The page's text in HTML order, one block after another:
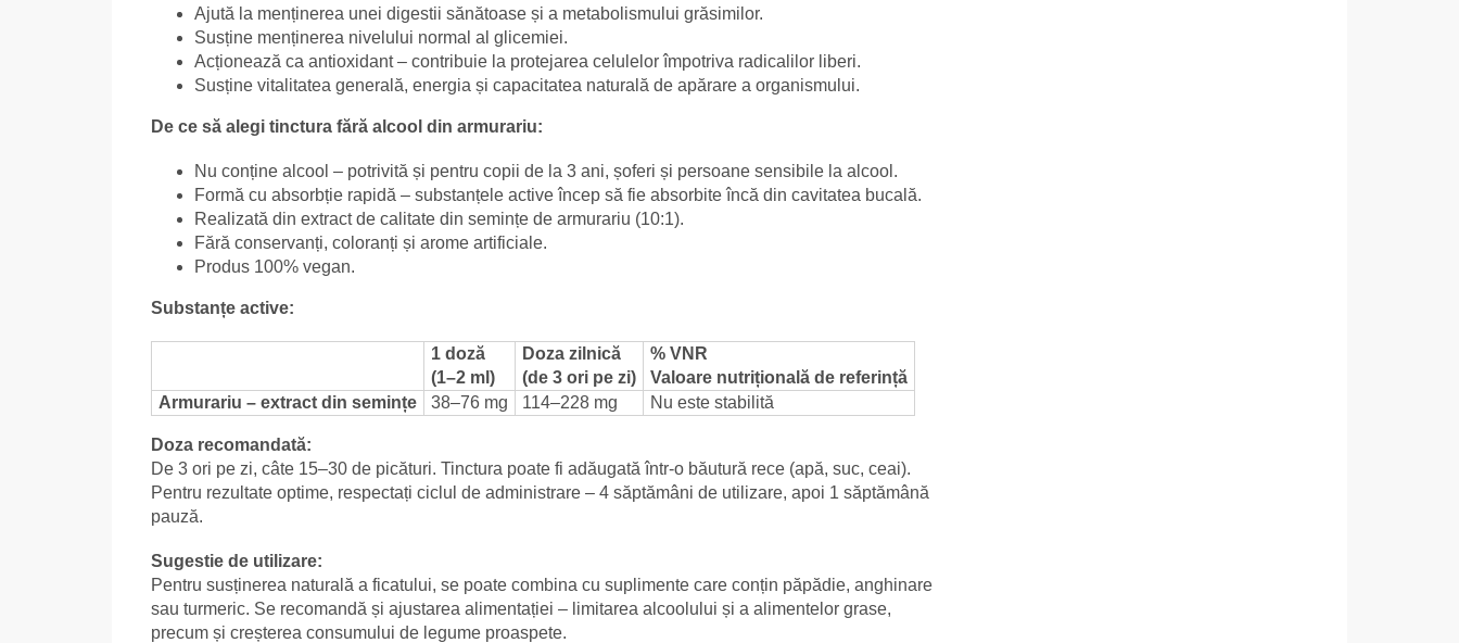
Ajută la menținerea unei digestii sănătoase și a metabolismului grăsimilor.
Susține menținerea nivelului normal al glicemiei.
Acționează ca antioxidant – contribuie la protejarea celulelor împotriva radicalilor liberi.
Susține vitalitatea generală, energia și capacitatea naturală de apărare a organismului.
De ce să alegi tinctura fără alcool din armurariu:
Nu conține alcool – potrivită și pentru copii de la 3 ani, șoferi și persoane sensibile la alcool.
Formă cu absorbție rapidă – substanțele active încep să fie absorbite încă din cavitatea bucală.
Realizată din extract de calitate din semințe de armurariu (10:1).
Fără conservanți, coloranți și arome artificiale.
Produs 100% vegan.
Substanțe active:
1 doză
(1–2 ml)
Doza zilnică
(de 3 ori pe zi)
% VNR
Valoare nutrițională de referință
Armurariu – extract din semințe
38–76 mg 114–228 mg Nu este stabilită
Doza recomandată:
De 3 ori pe zi, câte 15–30 de picături. Tinctura poate fi adăugată într-o băutură rece (apă, suc, ceai).
Pentru rezultate optime, respectați ciclul de administrare – 4 săptămâni de utilizare, apoi 1 săptămână
pauză.
Sugestie de utilizare:
Pentru susținerea naturală a ficatului, se poate combina cu suplimente care conțin păpădie, anghinare
sau turmeric. Se recomandă și ajustarea alimentației – limitarea alcoolului și a alimentelor grase,
precum și creșterea consumului de legume proaspete.